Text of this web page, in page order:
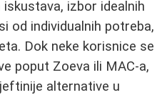
izbor idealnih
od individualnih potreba,
Dok neke korisnice se
poput Zoeva ili MAC-a,
alternative u